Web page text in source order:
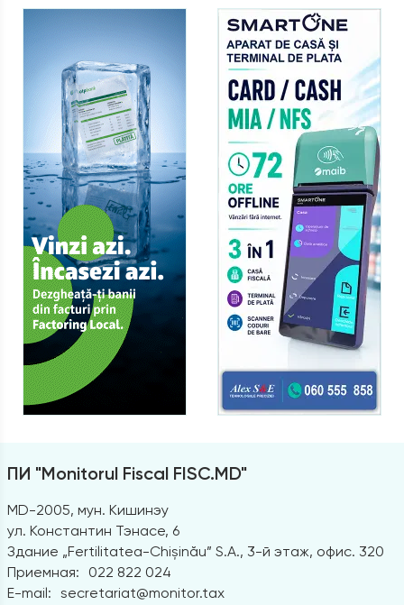
ПИ "Monitorul Fiscal FISC.MD"
MD-2005, мун. Кишинэу
ул. Константин Тэнасе, 6
Здание „Fertilitatea-Chișinău” S.A., 3-й этаж, офис. 320
Приемная:
022 822 024
E-mail: secretariat@monitor.tax